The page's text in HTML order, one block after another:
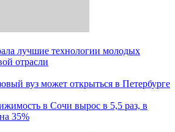
лучшие технологии молодых
отрасли
вуз может открыться в Петербурге
в Сочи вырос в 5,5 раз, в
35%